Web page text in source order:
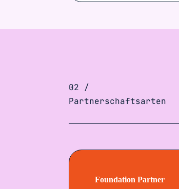
02 /
Partnerschaftsarten
Foundation Partner